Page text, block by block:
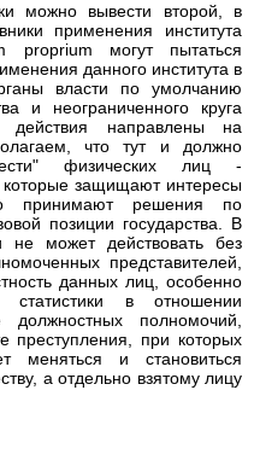
можно вывести второй, в
применения института
proprium могут пытаться
данного института в
власти по умолчанию
и неограниченного круга
направлены на
что тут и должно
физических лиц -
которые защищают интересы
принимают решения по
позиции государства. В
не может действовать без
представителей,
данных лиц, особенно
в отношении
полномочий,
преступления, при которых
меняться и становиться
а отдельно взятому лицу